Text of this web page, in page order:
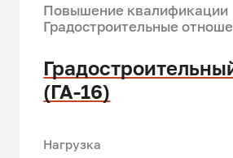
Повышение квалификации
Градостроительные
(ГА-16)
Нагрузка